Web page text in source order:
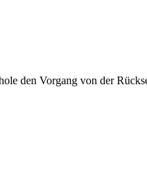
den Vorgang von der